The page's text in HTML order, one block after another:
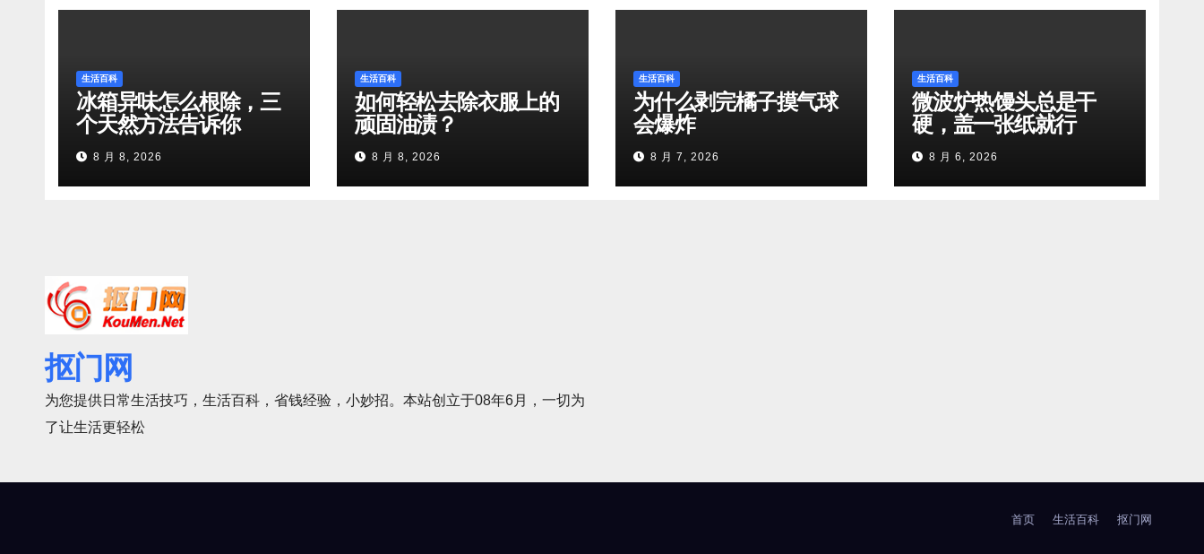
生活百科
冰箱异味怎么根除，三
个天然方法告诉你
8 月 8, 2026
生活百科
如何轻松去除衣服上的
顽固油渍？
8 月 8, 2026
生活百科
为什么剥完橘子摸气球
会爆炸
8 月 7, 2026
生活百科
微波炉热馒头总是干
硬，盖一张纸就行
8 月 6, 2026
抠门网
为您提供日常生活技巧，生活百科，省钱经验，小妙招。本站创立于08年6月，一切为
了让生活更轻松
首页 生活百科 抠门网